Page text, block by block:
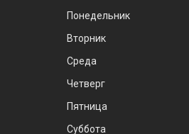
Понедельник
Вторник
Среда
Четверг
Пятница
Суббота